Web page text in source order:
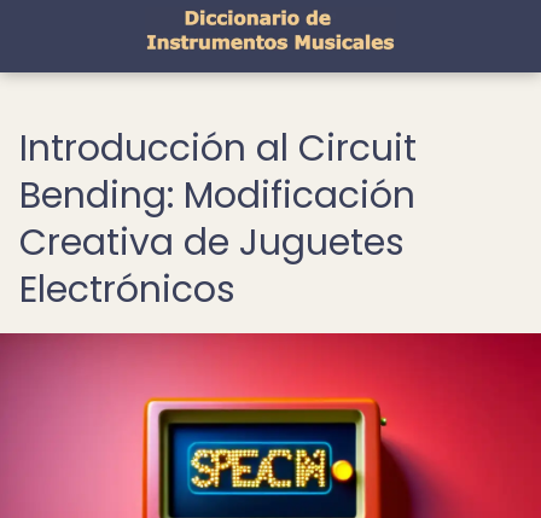
Introducción al Circuit
Bending: Modificación
Creativa de Juguetes
Electrónicos